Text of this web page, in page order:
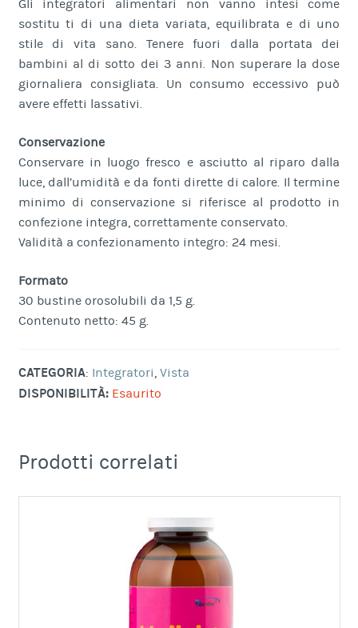
Gli integratori alimentari non vanno intesi come
sostitu ti di una dieta variata, equilibrata e di uno
stile di vita sano. Tenere fuori dalla portata dei
bambini al di sotto dei 3 anni. Non superare la dose
giornaliera consigliata. Un consumo eccessivo può
avere effetti lassativi.
Conservazione
Conservare in luogo fresco e asciutto al riparo dalla
luce, dall’umidità e da fonti dirette di calore. Il termine
minimo di conservazione si riferisce al prodotto in
confezione integra, correttamente conservato.
Validità a confezionamento integro: 24 mesi.
Formato
30 bustine orosolubili da 1,5 g.
Contenuto netto: 45 g.
CATEGORIA: Integratori, Vista
DISPONIBILITÀ: Esaurito
Prodotti correlati